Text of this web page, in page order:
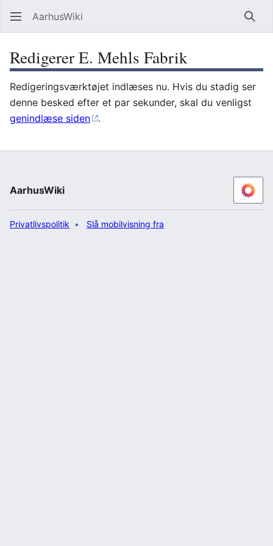
AarhusWiki Søg
Redigerer E. Mehls Fabrik
Redigeringsværktøjet indlæses nu. Hvis du stadig ser
denne besked efter et par sekunder, skal du venligst
genindlæse siden
.
AarhusWiki
Privatlivspolitik Slå mobilvisning fra